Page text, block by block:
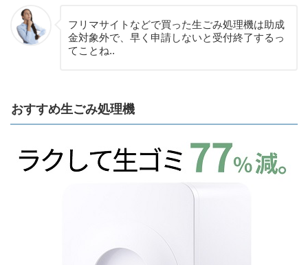
フリマサイトなどで買った生ごみ処理機は助成
金対象外で、早く申請しないと受付終了するっ
てことね..
おすすめ生ごみ処理機